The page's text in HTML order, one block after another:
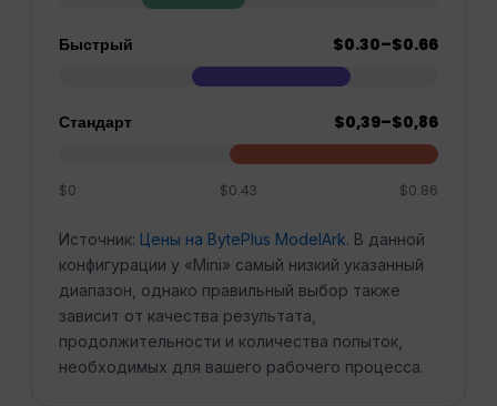
Быстрый $0.30–$0.66
Стандарт $0,39–$0,86
$0 $0.43 $0.86
Источник: Цены на BytePlus ModelArk. В данной
конфигурации у «Mini» самый низкий указанный
диапазон, однако правильный выбор также
зависит от качества результата,
продолжительности и количества попыток,
необходимых для вашего рабочего процесса.